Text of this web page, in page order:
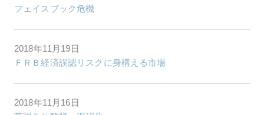
フェイスブック危機
2018年11月19日
ＦＲＢ経済誤認リスクに身構える市場
2018年11月16日